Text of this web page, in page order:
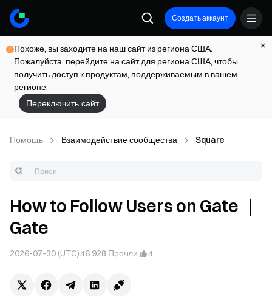
Создать аккаунт
Похоже, вы заходите на наш сайт из региона США.
Пожалуйста, перейдите на сайт для региона США, чтобы
получить доступ к продуктам, поддерживаемым в вашем
регионе.
Переключить сайт
Помощь Взаимодействие сообщества Square
How to Follow Users on Gate ｜
Gate
2026-07-30 (UTC)46 928 Прочли 4